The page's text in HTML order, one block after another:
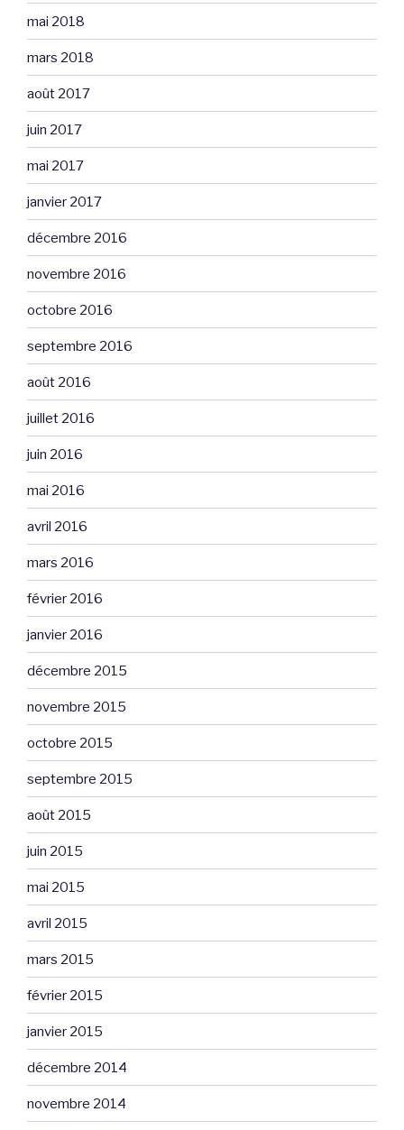
mai 2018
mars 2018
août 2017
juin 2017
mai 2017
janvier 2017
décembre 2016
novembre 2016
octobre 2016
septembre 2016
août 2016
juillet 2016
juin 2016
mai 2016
avril 2016
mars 2016
février 2016
janvier 2016
décembre 2015
novembre 2015
octobre 2015
septembre 2015
août 2015
juin 2015
mai 2015
avril 2015
mars 2015
février 2015
janvier 2015
décembre 2014
novembre 2014